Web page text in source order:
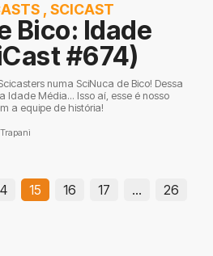
, SCICAST
Bico: Idade
#674)
numa SciNuca de Bico! Dessa
Idade Média... Isso aí, esse é nosso
a equipe de história!
15 16 17 … 26